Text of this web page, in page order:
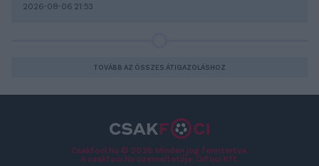
2026-08-06 21:53
TOVÁBB AZ ÖSSZES ÁTIGAZOLÁSHOZ
Csakfoci.hu © 2026 Minden jog fenntartva.
A csakfoci.hu üzemeltetője: DrFoci Kft.